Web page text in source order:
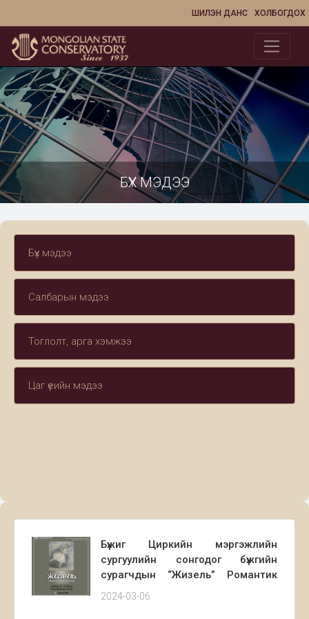
ХОЛБОГДОХ
ШИЛЭН ДАНС
БҮХ МЭДЭЭ
Бүх мэдээ
Салбарын мэдээ
Тоглолт, арга хэмжээ
Цаг үеийн мэдээ
Бүжиг Циркийн мэргэжлийн
сургуулийн сонгодог бүжгийн
сурагчдын “Жизель” Романтик
бүжгэн жүжиг /2 дугаар үзэгдэл/.
2024-03-06